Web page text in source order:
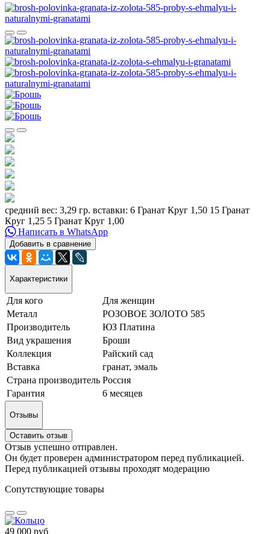
средний вес: 3,29 гр. вставки: 6 Гранат Круг 1,50 15 Гранат
Круг 1,25 5 Гранат Круг 1,00
Написать в WhatsApp
Добавить в сравнение
Характеристики
Для кого
Для женщин
Металл
РОЗОВОЕ ЗОЛОТО 585
Производитель
ЮЗ Платина
Вид украшения
Броши
Коллекция
Райский сад
Вставка
гранат, эмаль
Страна производитель Россия
Гарантия
6 месяцев
Отзывы
Оставить отзыв
Отзыв успешно отправлен.
Он будет проверен администратором перед публикацией.
Перед публикацией отзывы проходят модерацию
Сопутствующие товары
49 000 руб